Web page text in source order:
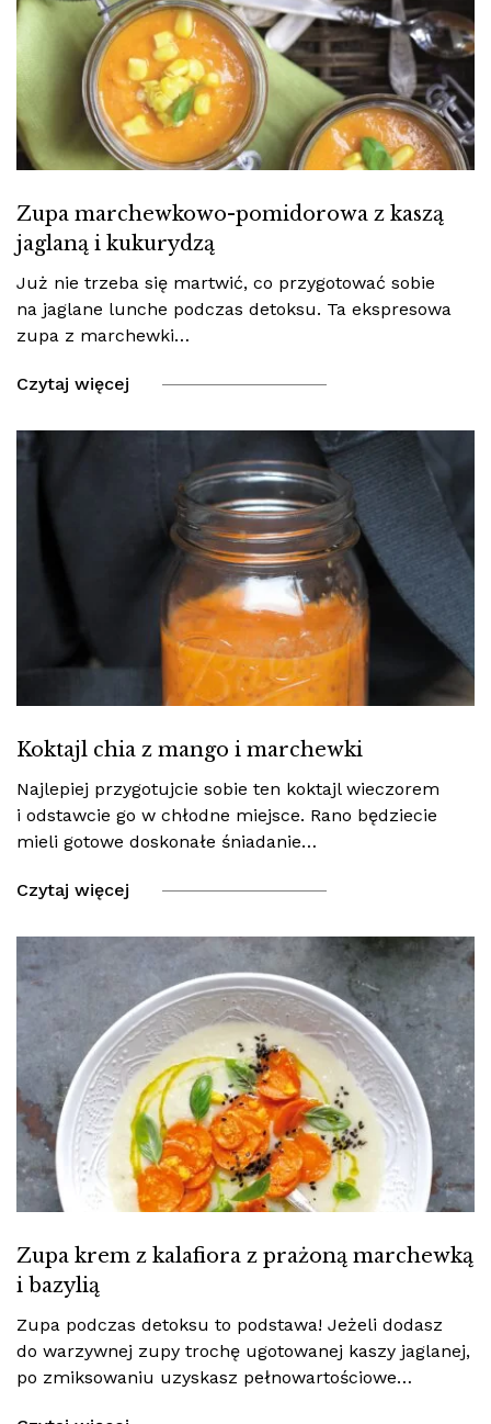
Zupa marchewkowo-pomidorowa z kaszą
jaglaną i kukurydzą
Już nie trzeba się martwić, co przygotować sobie
na jaglane lunche podczas detoksu. Ta ekspresowa
zupa z marchewki…
Czytaj więcej
Koktajl chia z mango i marchewki
Najlepiej przygotujcie sobie ten koktajl wieczorem
i odstawcie go w chłodne miejsce. Rano będziecie
mieli gotowe doskonałe śniadanie…
Czytaj więcej
Zupa krem z kalafiora z prażoną marchewką
i bazylią
Zupa podczas detoksu to podstawa! Jeżeli dodasz
do warzywnej zupy trochę ugotowanej kaszy jaglanej,
po zmiksowaniu uzyskasz pełnowartościowe…